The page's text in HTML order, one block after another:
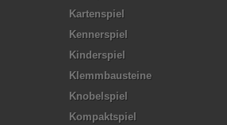
Kartenspiel
Kennerspiel
Kinderspiel
Klemmbausteine
Knobelspiel
Kompaktspiel